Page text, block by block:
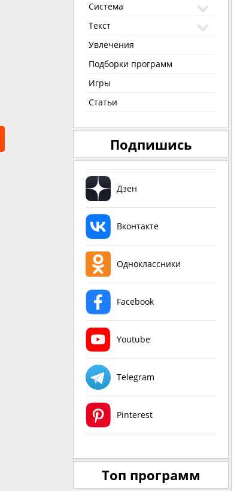
Система
Текст
Увлечения
Подборки программ
Игры
Статьи
Подпишись
Дзен
Вконтакте
Одноклассники
Facebook
Youtube
Telegram
Pinterest
Топ программ